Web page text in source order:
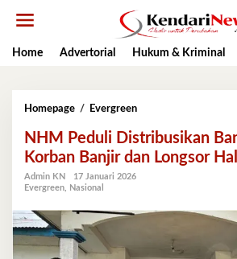
Home
Advertorial Hukum & Kriminal
Homepage / EvergreenNHM
Distribusikan
Bantuan
bagi
dan
Halmahera
NHM Peduli Distribusikan
Korban Banjir dan Longsor
Admin KN
17 Januari 2026
Evergreen
Nasional